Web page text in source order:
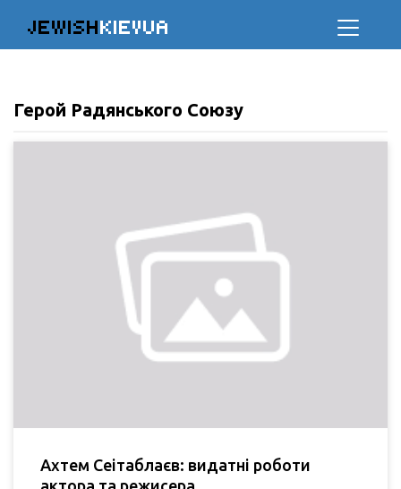
JEWISHKIEVUA
Герой Радянського Союзу
Ахтем Сеітаблаєв: видатні роботи